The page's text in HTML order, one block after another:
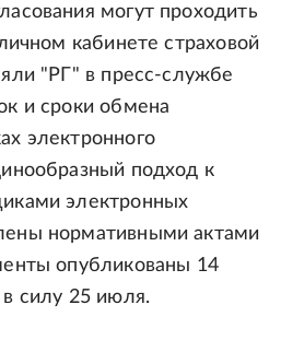
могут проходить
кабинете страховой
"РГ" в пресс-службе
и сроки обмена
электронного
подход к
электронных
нормативными актами
опубликованы 14
силу 25 июля.